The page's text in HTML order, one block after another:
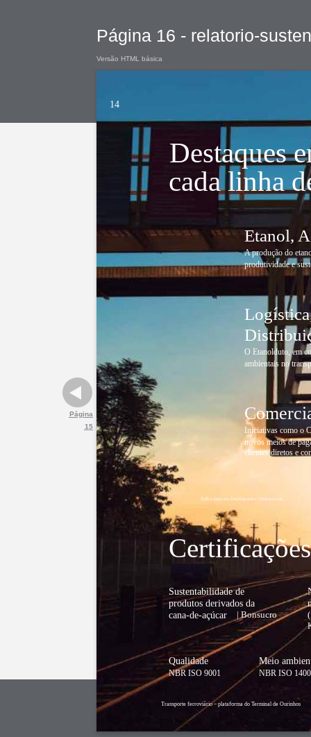
Página 16 - relatorio-
Versão HTML básica
Página
15
Destaques
cada linha
Saiba mais em Desempenho Operacional.
Iniciativas como o
novos meios de
clientes diretos e
Sustentabilidade de
produtos derivados da
cana-de-açúcar
| Bonsucro
Qualidade
NBR ISO 9001
Meio
NBR ISO
O Etanolduto, em
ambientais no
Etanol,
A produção do
produtividade e
Transporte ferroviário – plataforma do Terminal de Ourinhos
14